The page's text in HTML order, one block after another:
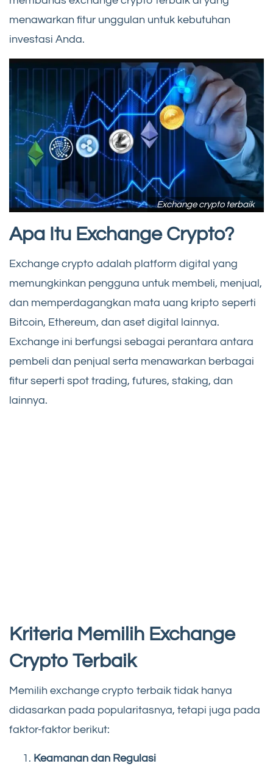
menawarkan fitur unggulan untuk kebutuhan
investasi Anda.
Exchange crypto terbaik
Apa Itu Exchange Crypto?
Exchange crypto adalah platform digital yang
memungkinkan pengguna untuk membeli, menjual,
dan memperdagangkan mata uang kripto seperti
Bitcoin, Ethereum, dan aset digital lainnya.
Exchange ini berfungsi sebagai perantara antara
pembeli dan penjual serta menawarkan berbagai
fitur seperti spot trading, futures, staking, dan
lainnya.
Kriteria Memilih Exchange
Crypto Terbaik
Memilih exchange crypto terbaik tidak hanya
didasarkan pada popularitasnya, tetapi juga pada
faktor-faktor berikut:
Keamanan dan Regulasi